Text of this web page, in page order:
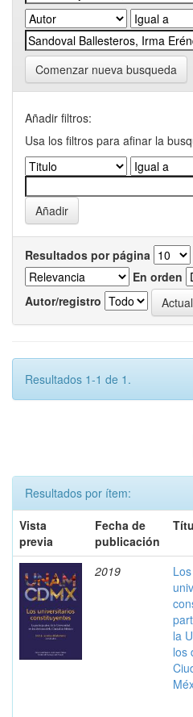
Comenzar nueva busqueda
Añadir filtros:
Usa los filtros para afinar la
Resultados por página
En orden
Autor/registro
Resultados 1-1 de 1.
Resultados por ítem:
Vista
previa
Fecha de
publicación
2019
Los
la
los